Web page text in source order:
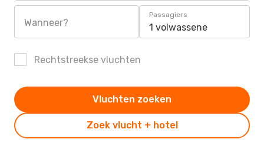
Wanneer?
Passagiers
1 volwassene
Rechtstreekse vluchten
Zoek vlucht + hotel
Vluchten zoeken